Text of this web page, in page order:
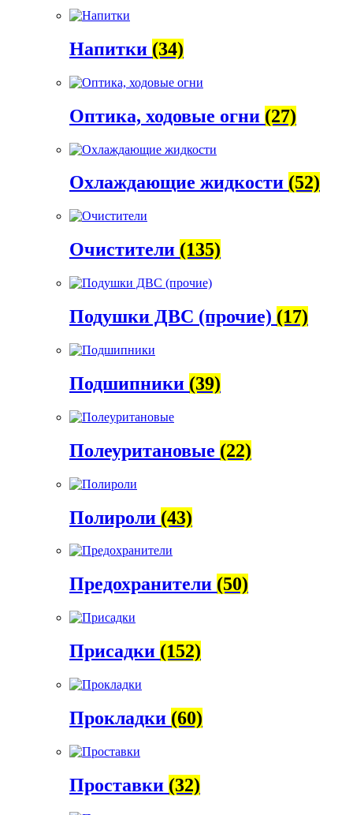
Напитки (34)
Оптика, ходовые огни (27)
Охлаждающие жидкости (52)
Очистители (135)
Подушки ДВС (прочие) (17)
Подшипники (39)
Полеуритановые (22)
Полироли (43)
Предохранители (50)
Присадки (152)
Прокладки (60)
Проставки (32)